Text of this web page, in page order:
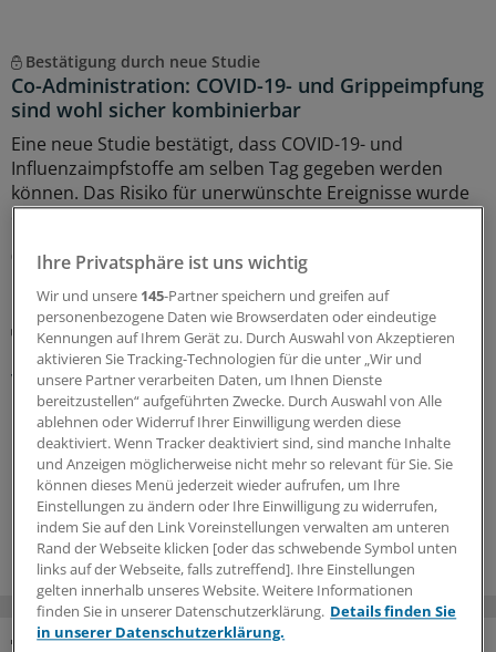
Bestätigung durch neue Studie
Co-Administration: COVID-19- und Grippeimpfung
sind wohl sicher kombinierbar
Eine neue Studie bestätigt, dass COVID-19- und
Influenzaimpfstoffe am selben Tag gegeben werden
können. Das Risiko für unerwünschte Ereignisse wurde
durch die Co-Administration nicht erhöht.
02.07.2026
Multiresistenzen, Herzinfarkt, Demenz
Maßnahmen gegen akute und langfristige Folgen
von Infektionen gefordert
Infektionen haben sowohl akute als auch langfristige
Folgen. Dementsprechend sind wirksame Maßnahmen
unerlässlich. Expertinnen und Experten diskutierten
Lösungsansätze und Herausforderungen.
16.06.2026
Ihre Privatsphäre ist uns wichtig
Wir und unsere 145-Partner speichern und greifen auf
personenbezogene Daten wie Browserdaten oder eindeutige
Kennungen auf Ihrem Gerät zu. Durch Auswahl von Akzeptieren
aktivieren Sie Tracking-Technologien für die unter „Wir und
unsere Partner verarbeiten Daten, um Ihnen Dienste
bereitzustellen“ aufgeführten Zwecke. Durch Auswahl von Alle
ablehnen oder Widerruf Ihrer Einwilligung werden diese
deaktiviert. Wenn Tracker deaktiviert sind, sind manche Inhalte
und Anzeigen möglicherweise nicht mehr so relevant für Sie. Sie
können dieses Menü jederzeit wieder aufrufen, um Ihre
Einstellungen zu ändern oder Ihre Einwilligung zu widerrufen,
indem Sie auf den Link Voreinstellungen verwalten am unteren
Rand der Webseite klicken [oder das schwebende Symbol unten
links auf der Webseite, falls zutreffend]. Ihre Einstellungen
gelten innerhalb unseres Website. Weitere Informationen
finden Sie in unserer Datenschutzerklärung. Details finden Sie
in unserer Datenschutzerklärung.